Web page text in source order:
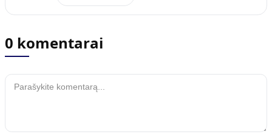
0 komentarai